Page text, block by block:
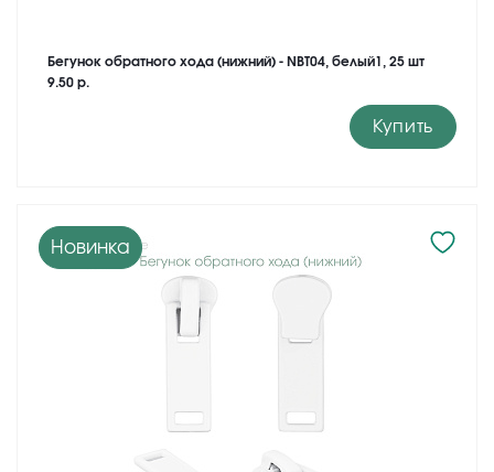
Бегунок обратного хода (нижний) - NBT04, белый1, 25 шт
9.50 р.
Купить
Новинка